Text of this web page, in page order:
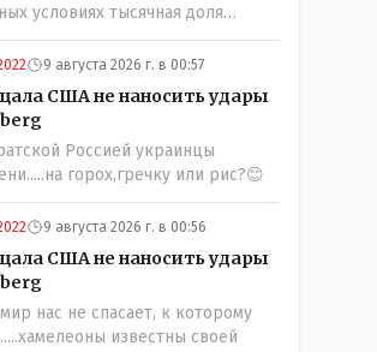
условиях тысячная доля
вакцинированных может иметь
от прививки. Бумага нужна как
не дружащих с школьными
в частности биологии и
Поэтому люди и
том числе своих не
вам и тем другим людям
действия направленные
появления в популяции
комбинаций генов заслуживают
и без того основательно
естественный отбор.
9 августа 2026 г. в 00:57
США не наносить удары
Россией украинцы
горох,гречку или рис?😊
9 августа 2026 г. в 00:56
США не наносить удары
нас не спасает, к которому
известны своей